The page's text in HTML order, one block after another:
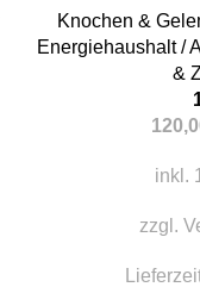
Knochen &
Energiehaushalt /
&
inkl.
zzgl.